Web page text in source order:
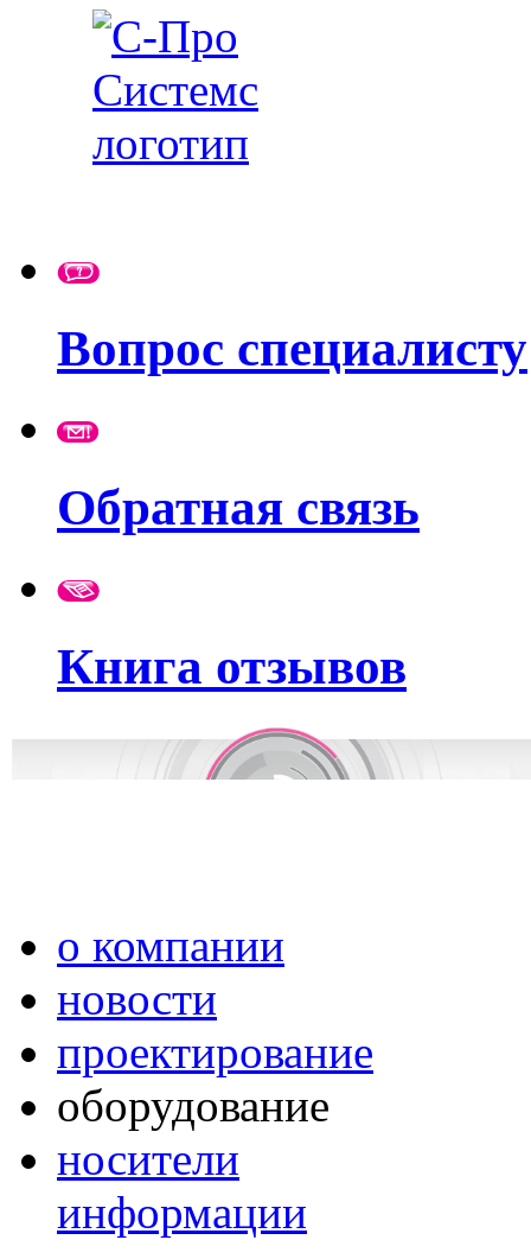
Вопрос специалисту
Обратная связь
Книга отзывов
о компании
новости
проектирование
оборудование
носители
информации